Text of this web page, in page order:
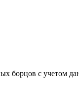
борцов с учетом